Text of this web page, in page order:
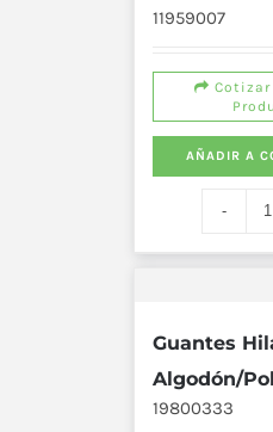
11959007
Cotizar
AÑADIR A
Guantes
Algodón/
19800333